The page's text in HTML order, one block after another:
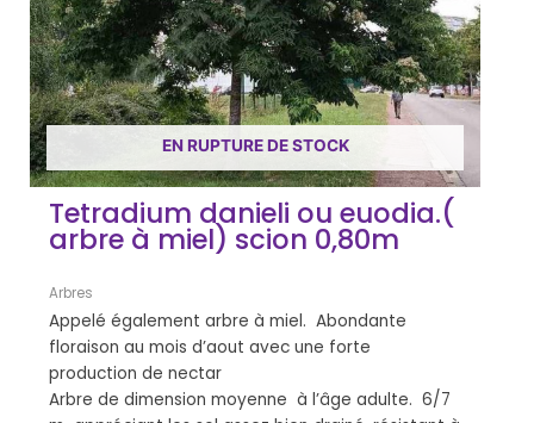
EN RUPTURE DE STOCK
Tetradium danieli ou euodia.(
arbre à miel) scion 0,80m
Arbres
Appelé également arbre à miel. Abondante
floraison au mois d’aout avec une forte
production de nectar
Arbre de dimension moyenne à l’âge adulte. 6/7